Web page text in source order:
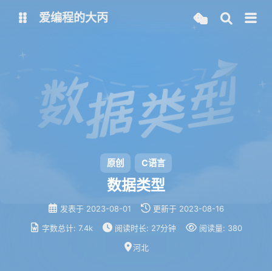
大丙课堂 微信公众号
QQ交流群 微信
码云
俞静公遇灶神记
心经
爱编程的大丙
原创 C语言
数据类型
发表于 2023-08-01 更新于 2023-08-16
字数总计: 7.4k 阅读时长: 27分钟 阅读量: 380
河北